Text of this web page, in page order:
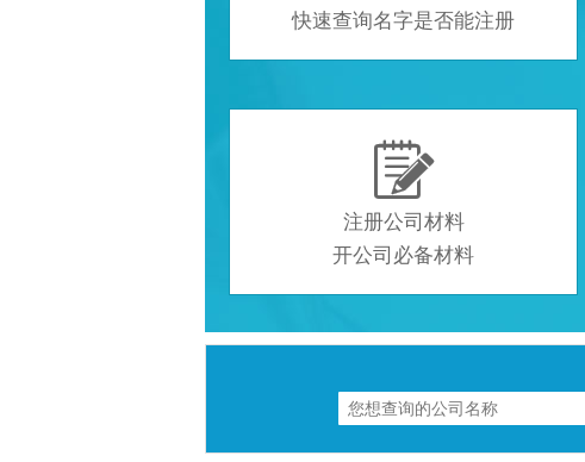
快速查询名字是否能注册

注册公司材料
开公司必备材料